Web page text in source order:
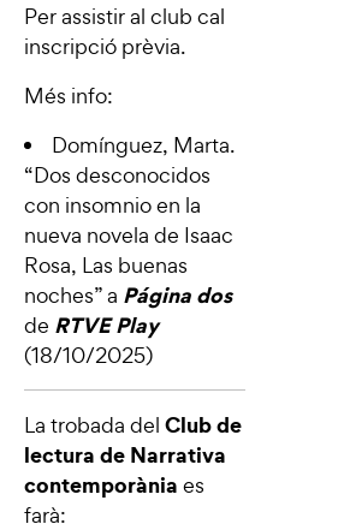
Per assistir al club cal
inscripció prèvia.
Més info:
Domínguez, Marta.
“Dos desconocidos
con insomnio en la
nueva novela de Isaac
Rosa, Las buenas
noches” a Página dos
de RTVE Play
(18/10/2025)
La trobada del Club de
lectura de Narrativa
contemporània es
farà: